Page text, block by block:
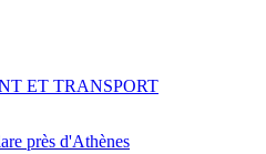
près d'Athènes
ET TRANSPORT